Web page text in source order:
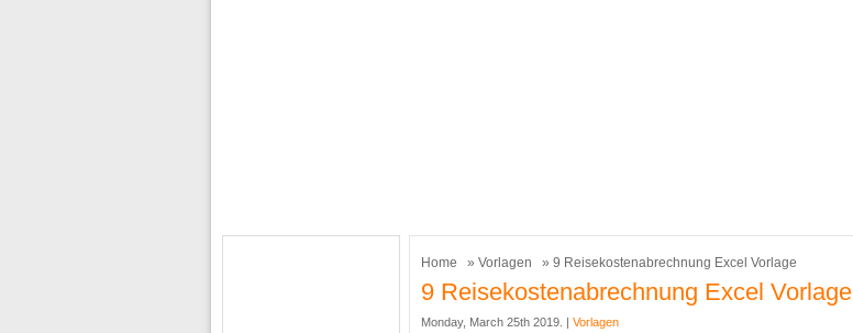
Home » Vorlagen » 9 Reisekostenabrechnung Excel Vorlage
9 Reisekostenabrechnung Excel Vorlage
Monday, March 25th 2019. | Vorlagen